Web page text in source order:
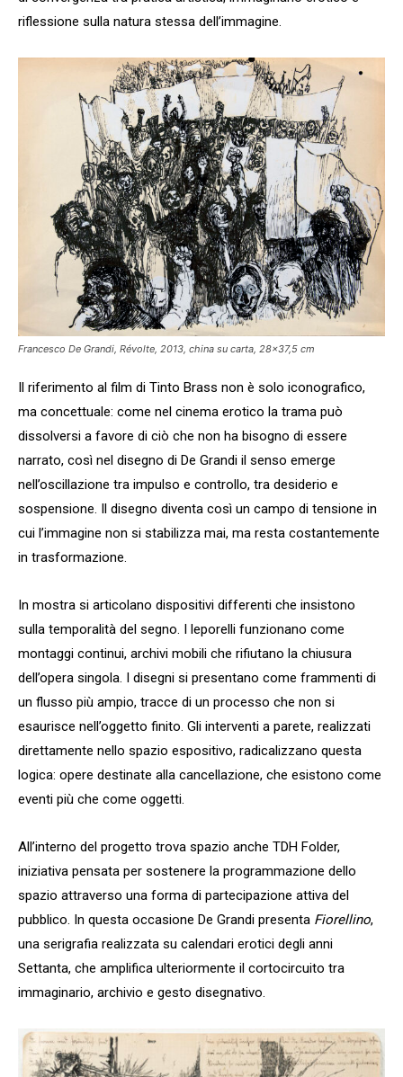
riflessione sulla natura stessa dell’immagine.
Francesco De Grandi, Révolte, 2013, china su carta, 28×37,5 cm
Il riferimento al film di Tinto Brass non è solo iconografico,
ma concettuale: come nel cinema erotico la trama può
dissolversi a favore di ciò che non ha bisogno di essere
narrato, così nel disegno di De Grandi il senso emerge
nell’oscillazione tra impulso e controllo, tra desiderio e
sospensione. Il disegno diventa così un campo di tensione in
cui l’immagine non si stabilizza mai, ma resta costantemente
in trasformazione.
In mostra si articolano dispositivi differenti che insistono
sulla temporalità del segno. I leporelli funzionano come
montaggi continui, archivi mobili che rifiutano la chiusura
dell’opera singola. I disegni si presentano come frammenti di
un flusso più ampio, tracce di un processo che non si
esaurisce nell’oggetto finito. Gli interventi a parete, realizzati
direttamente nello spazio espositivo, radicalizzano questa
logica: opere destinate alla cancellazione, che esistono come
eventi più che come oggetti.
All’interno del progetto trova spazio anche TDH Folder,
iniziativa pensata per sostenere la programmazione dello
spazio attraverso una forma di partecipazione attiva del
pubblico. In questa occasione De Grandi presenta Fiorellino,
una serigrafia realizzata su calendari erotici degli anni
Settanta, che amplifica ulteriormente il cortocircuito tra
immaginario, archivio e gesto disegnativo.